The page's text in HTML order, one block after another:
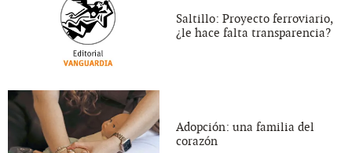
Saltillo: Proyecto ferroviario,
¿le hace falta transparencia?
Adopción: una familia del
corazón